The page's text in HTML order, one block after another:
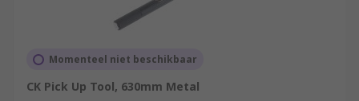
Momenteel niet beschikbaar
CK Pick Up Tool, 630mm Metal